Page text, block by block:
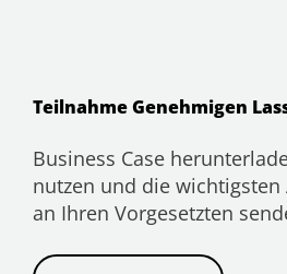
Teilnahme Genehmigen
Business Case
nutzen und die
an Ihren Vorgesetzten